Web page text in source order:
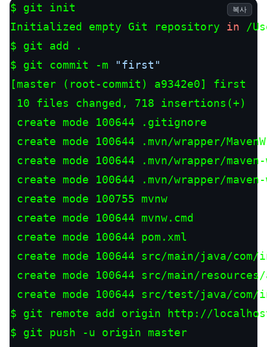
$ git init
Initialized empty Git repository in /
$ git add .
$ git commit -m
"first"
[master (root-commit) a9342e0] first
10 files changed, 718 insertions(+)
create mode 100644 .gitignore
create mode 100644 .mvn/wrapper/
create mode 100644 .mvn/wrapper/
create mode 100644 .mvn/wrapper/
create mode 100755 mvnw
create mode 100644 mvnw.cmd
create mode 100644 pom.xml
create mode 100644 src/main/java/
create mode 100644 src/main/
create mode 100644 src/test/java/
$ git remote add origin http://
$ git push -u origin master
복사